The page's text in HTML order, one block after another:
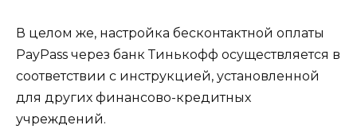
В целом же, настройка бесконтактной оплаты
PayPass через банк Тинькофф осуществляется в
соответствии с инструкцией, установленной
для других финансово-кредитных
учреждений.